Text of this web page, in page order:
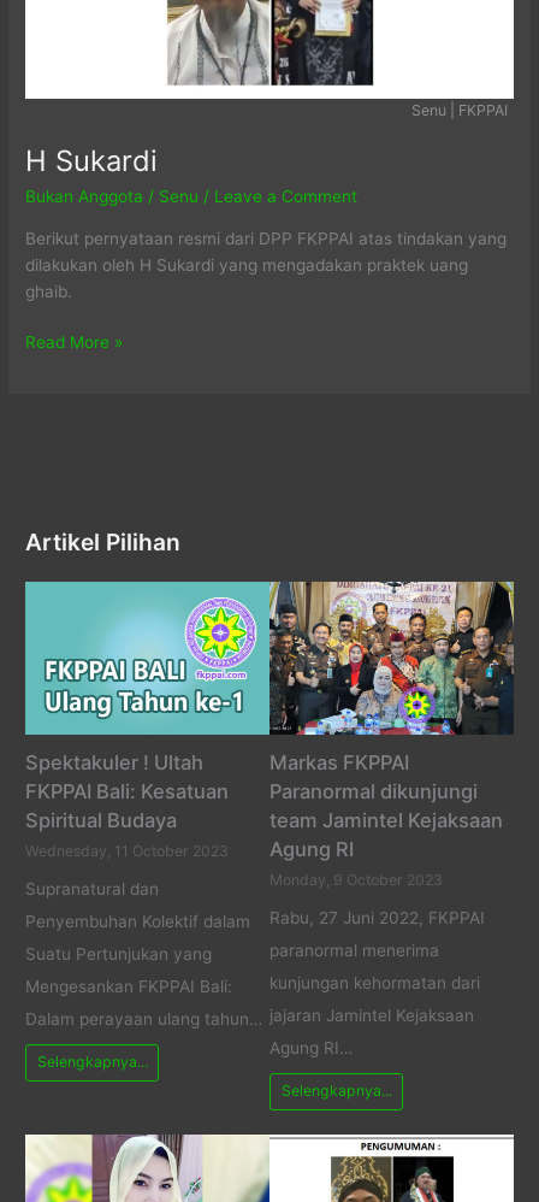
Senu | FKPPAI
H Sukardi
Bukan Anggota / Senu / Leave a Comment
Berikut pernyataan resmi dari DPP FKPPAI atas tindakan yang
dilakukan oleh H Sukardi yang mengadakan praktek uang
ghaib.
H
Read More »
Artikel Pilihan
Spektakuler ! Ultah
FKPPAI Bali: Kesatuan
Spiritual Budaya
Wednesday, 11 October 2023
Supranatural dan
Penyembuhan Kolektif dalam
Suatu Pertunjukan yang
Mengesankan FKPPAI Bali:
Dalam perayaan ulang tahun…
Selengkapnya...
Markas FKPPAI
Paranormal dikunjungi
team Jamintel Kejaksaan
Agung RI
Monday, 9 October 2023
Rabu, 27 Juni 2022, FKPPAI
paranormal menerima
kunjungan kehormatan dari
jajaran Jamintel Kejaksaan
Agung RI…
Selengkapnya...